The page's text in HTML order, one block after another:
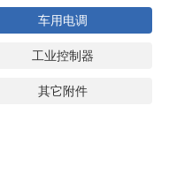
车用电调
工业控制器
其它附件